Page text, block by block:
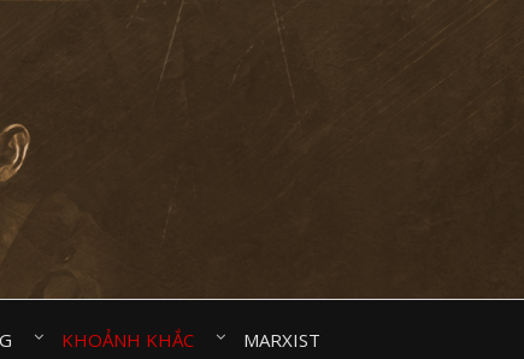
KHOẢNH KHẮC⠀
MARXIST⠀